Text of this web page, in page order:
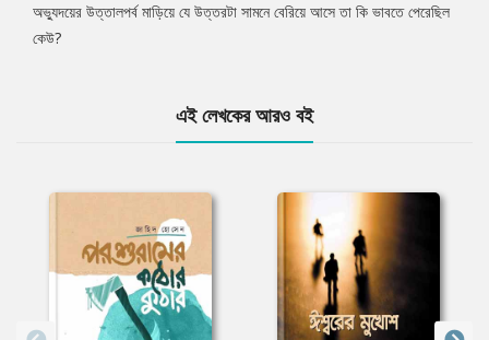
অভ্যুদয়ের উত্তালপর্ব মাড়িয়ে যে উত্তরটা সামনে বেরিয়ে আসে তা কি ভাবতে পেরেছিল
কেউ?
এই লেখকের আরও বই